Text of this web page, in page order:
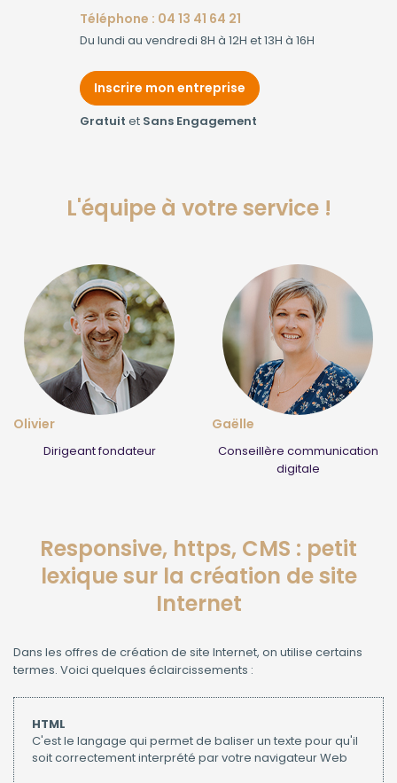
Téléphone : 04 13 41 64 21
Du lundi au vendredi 8H à 12H et 13H à 16H
Inscrire mon entreprise
Gratuit et Sans Engagement
L'équipe à votre service !
Olivier
Dirigeant fondateur
Gaëlle
Conseillère communication
digitale
Responsive, https, CMS : petit
lexique sur la création de site
Internet
Dans les offres de création de site Internet, on utilise certains
termes. Voici quelques éclaircissements :
HTML
C'est le langage qui permet de baliser un texte pour qu'il
soit correctement interprété par votre navigateur Web